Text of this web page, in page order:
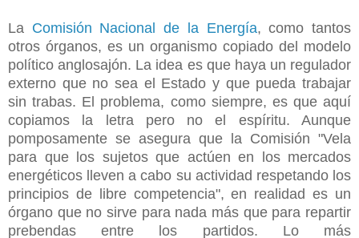
La Comisión Nacional de la Energía, como tantos
otros órganos, es un organismo copiado del modelo
político anglosajón. La idea es que haya un regulador
externo que no sea el Estado y que pueda trabajar
sin trabas. El problema, como siempre, es que aquí
copiamos la letra pero no el espíritu. Aunque
pomposamente se asegura que la Comisión "Vela
para que los sujetos que actúen en los mercados
energéticos lleven a cabo su actividad respetando los
principios de libre competencia", en realidad es un
órgano que no sirve para nada más que para repartir
prebendas entre los partidos. Lo más